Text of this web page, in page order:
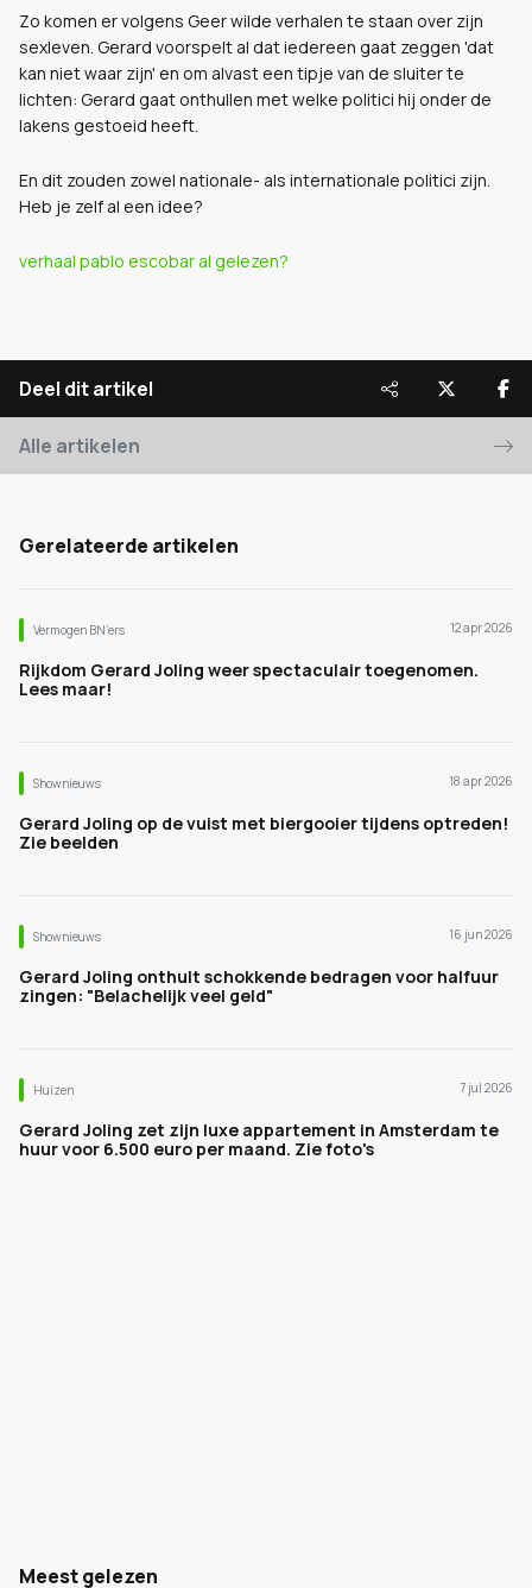
Zo komen er volgens Geer wilde verhalen te staan over zijn
sexleven. Gerard voorspelt al dat iedereen gaat zeggen 'dat
kan niet waar zijn' en om alvast een tipje van de sluiter te
lichten: Gerard gaat onthullen met welke politici hij onder de
lakens gestoeid heeft.
En dit zouden zowel nationale- als internationale politici zijn.
Heb je zelf al een idee?
verhaal pablo escobar al gelezen?
Deel dit artikel
Alle artikelen
Gerelateerde artikelen
Vermogen BN’ers 12 apr 2026
Rijkdom Gerard Joling weer spectaculair toegenomen.
Lees maar!
Shownieuws 18 apr 2026
Gerard Joling op de vuist met biergooier tijdens optreden!
Zie beelden
Shownieuws 16 jun 2026
Gerard Joling onthult schokkende bedragen voor halfuur
zingen: "Belachelijk veel geld"
Huizen 7 jul 2026
Gerard Joling zet zijn luxe appartement in Amsterdam te
huur voor 6.500 euro per maand. Zie foto's
Meest gelezen